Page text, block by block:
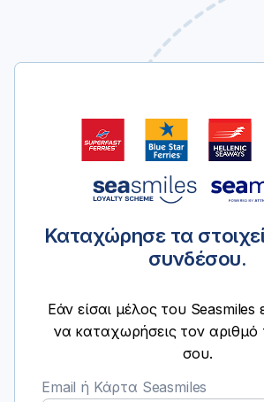
Καταχώρησε τα
συνδέσου.
Εάν είσαι μέλος του Seasmiles
να καταχωρήσεις τον αριθμό
σου.
Email ή Κάρτα Seasmiles